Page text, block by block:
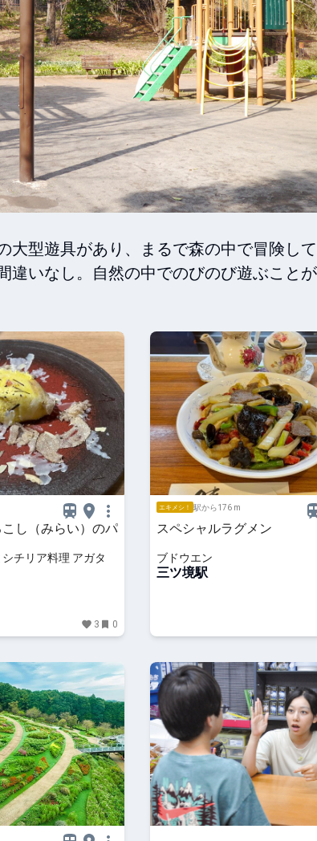
大型遊具があり、まるで森の中で冒険し
違いなし。自然の中でのびのび遊ぶこと
し（みらい）のパ
チリア料理 アガタ
3 0
エキメシ！ 駅から176 m
スペシャルラグメン
ブドウエン
三ツ境駅